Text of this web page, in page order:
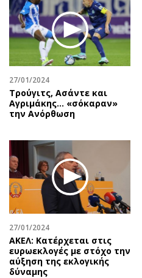
Θέατρο-Χορός
Μουσική
Εικαστικά
Βιβλίο
Χειρόγραφα
27/01/2024
Τρούγιτς, Ασάντε και
Αγριμάκης… «σόκαραν»
την Ανόρθωση
27/01/2024
ΑΚΕΛ: Κατέρχεται στις
ευρωεκλογές με στόχο την
αύξηση της εκλογικής
δύναμης